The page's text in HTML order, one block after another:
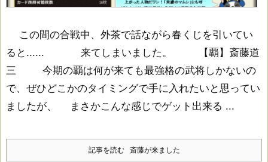
この間の合戦中、外茶で話ながら春くじを引いてい
ると...... 来てしまいました。 【覇】斎藤道
三 今期の覇は何が来ても最強格の武将しかないの
で、ぜひどこかのタイミングで手に入れたいと思ってい
ましたが、 まさかこんな感じでゲット出来る ...
記事を読む 斎藤が来ました